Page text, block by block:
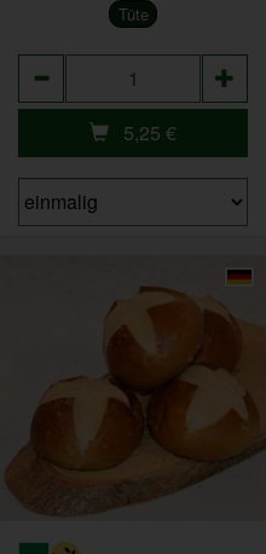
Tüte
5,25 €